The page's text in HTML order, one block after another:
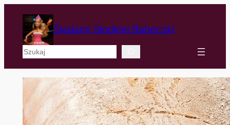
Śladami Słodkiej Babeczki
Szukaj